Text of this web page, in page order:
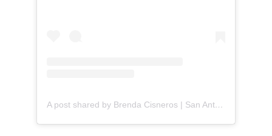
A post shared by Brenda Cisneros | San Antonio Content Creator (@mejorandomihogar)